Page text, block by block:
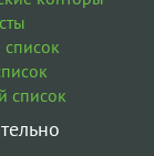
список